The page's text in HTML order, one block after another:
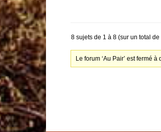
8 sujets de 1 à 8 (sur un total de
Le forum ‘Au Pair’ est fermé